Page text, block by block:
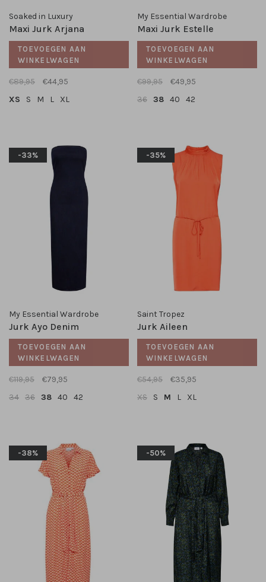
Soaked in Luxury
Maxi Jurk Arjana
TOEVOEGEN AAN
WINKELWAGEN
€89,95
€44,95
XS
S M L XL
My Essential Wardrobe
Maxi Jurk Estelle
TOEVOEGEN AAN
WINKELWAGEN
€99,95
€49,95
36 38 40 42
-33%
My Essential Wardrobe
Jurk Ayo Denim
TOEVOEGEN AAN
WINKELWAGEN
€119,95
€79,95
34 36 38 40 42
-35%
Saint Tropez
Jurk Aileen
TOEVOEGEN AAN
WINKELWAGEN
€54,95
€35,95
XS
S M L XL
-38% -50%